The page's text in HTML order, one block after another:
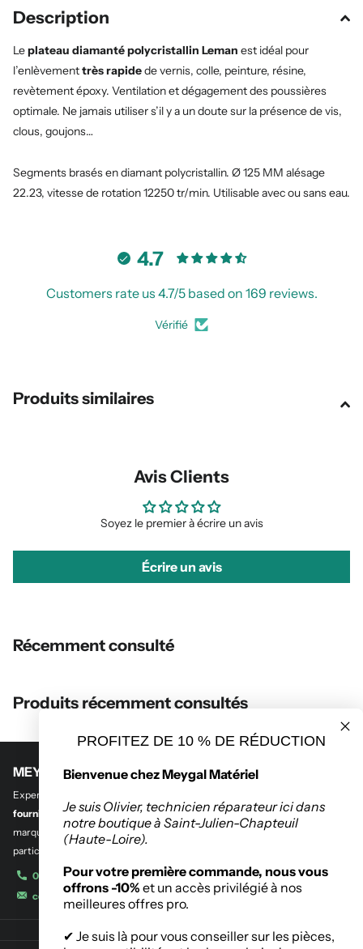
Description
Leplateau diamanté polycristallin Leman est idéal pour
l’enlèvementtrès rapidede vernis, colle, peinture, résine,
revètement époxy. Ventilation et dégagement des poussières
optimale. Ne jamais utiliser s’il y a un doute sur la présence de vis,
clous, goujons…
Segments brasés en diamant polycristallin. Ø 125 MM alésage
22.23, vitesse de rotation 12250 tr/min. Utilisable avec ou sans eau.
4.7
Customers rate us 4.7/5 based on 169 reviews.
Vérifié
Produits similaires
Avis Clients
Soyez le premier à écrire un avis
Écrire un avis
Récemment consulté
Produits récemment consultés
MEYGAL MATERIEL
Experts en
fourniture industrielle.Découvrez notre sélection des plus grandes
marques de l’outillage destinés aux entreprises, administrations et
particuliers.
04 71 08 42 11
contact@meygalmat.fr
PROFITEZ DE 10 % DE RÉDUCTION
Bienvenue chez Meygal Matériel
Je suis Olivier, technicien réparateur ici dans
notre boutique à Saint-Julien-Chapteuil
(Haute-Loire).
Pour votre première commande, nous vous
offrons -10% et un accès privilégié à nos
meilleures offres pro.
✔ Je suis là pour vous conseiller sur les pièces,